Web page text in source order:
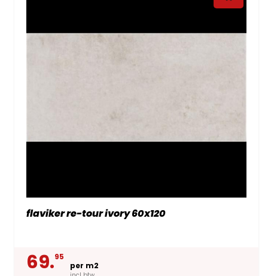
flaviker re-tour ivory 60x120
69.95
per m2